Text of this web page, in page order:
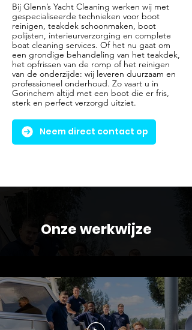
Bij Glenn’s Yacht Cleaning werken wij met
gespecialiseerde technieken voor boot
reinigen, teakdek schoonmaken, boot
polijsten, interieurverzorging en complete
boat cleaning services. Of het nu gaat om
een grondige behandeling van het teakdek,
het opfrissen van de romp of het reinigen
van de onderzijde: wij leveren duurzaam en
professioneel onderhoud. Zo vaart u in
Gorinchem altijd met een boot die er fris,
sterk en perfect verzorgd uitziet.
Neem direct contact op
Onze werkwijze